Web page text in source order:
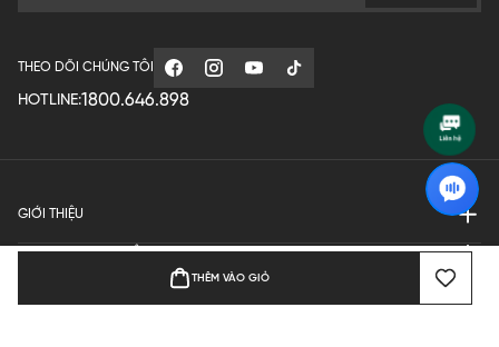
THÊM VÀO GIỎ
THEO DÕI CHÚNG TÔI
HOTLINE:1800.646.898
GIỚI THIỆU
QUY ĐỊNH HOẠT ĐỘNG